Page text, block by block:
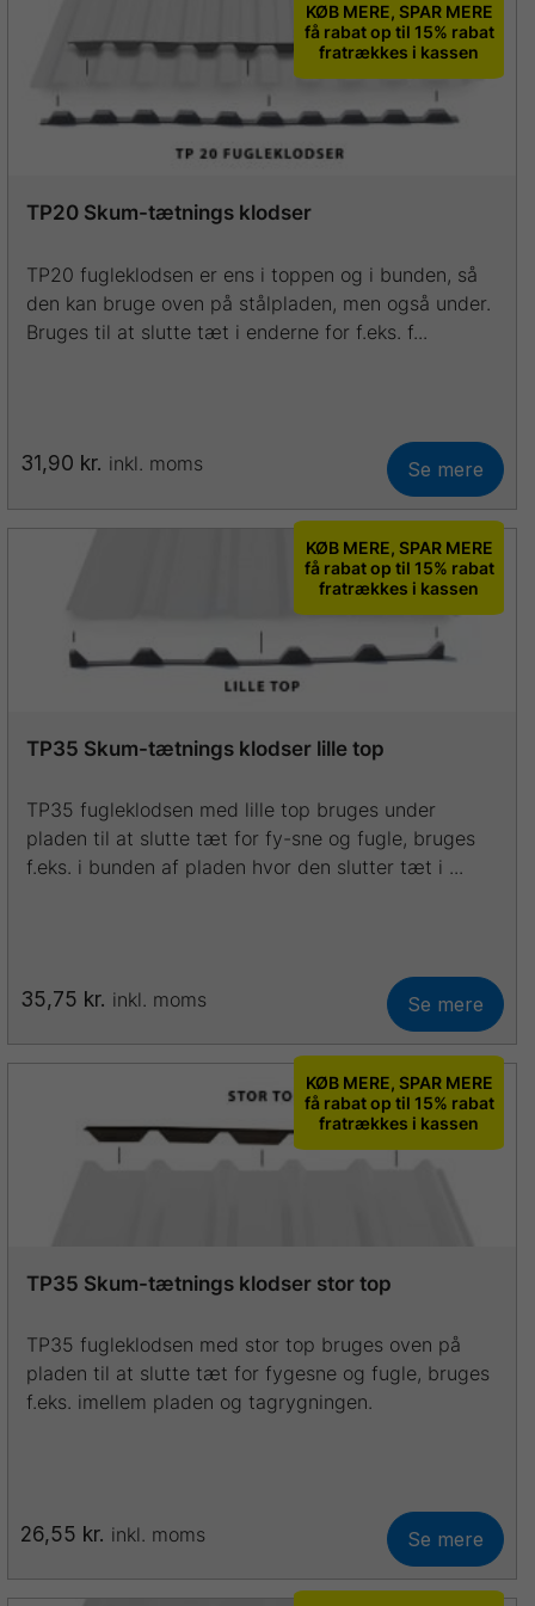
KØB MERE, SPAR MERE
få rabat op til 15% rabat
fratrækkes i kassen
TP20 Skum-tætnings klodser
TP20 fugleklodsen er ens i toppen og i bunden, så
den kan bruge oven på stålpladen, men også under.
Bruges til at slutte tæt i enderne for f.eks. f...
31,90 kr. inkl. moms Se mere
KØB MERE, SPAR MERE
få rabat op til 15% rabat
fratrækkes i kassen
TP35 Skum-tætnings klodser lille top
TP35 fugleklodsen med lille top bruges under
pladen til at slutte tæt for fy-sne og fugle, bruges
f.eks. i bunden af pladen hvor den slutter tæt i ...
35,75 kr. inkl. moms Se mere
KØB MERE, SPAR MERE
få rabat op til 15% rabat
fratrækkes i kassen
TP35 Skum-tætnings klodser stor top
TP35 fugleklodsen med stor top bruges oven på
pladen til at slutte tæt for fygesne og fugle, bruges
f.eks. imellem pladen og tagrygningen.
26,55 kr. inkl. moms Se mere